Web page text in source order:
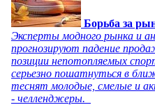
Борьба за
Эксперты модного рынка и
прогнозируют падение
позиции непотопляемых
серьезно пошатнуться в
теснят молодые, смелые и
- челленджеры.